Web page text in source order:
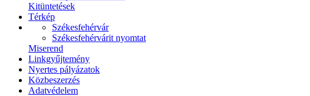
Kitüntetések
Térkép
Székesfehérvár
Székesfehérvárit nyomtat
Miserend
Linkgyűjtemény
Nyertes pályázatok
Közbeszerzés
Adatvédelem